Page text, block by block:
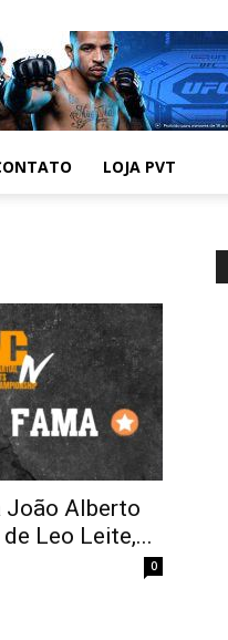
LOJA PVT
João Alberto
Leo Leite,...
0